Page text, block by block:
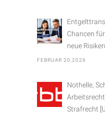
Chancen
neue
FEBRUAR 20,2026
Nothelle,
Strafrecht